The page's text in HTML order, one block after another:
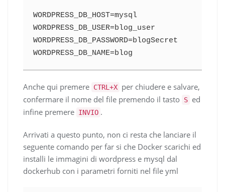
WORDPRESS_DB_HOST=mysql
WORDPRESS_DB_USER=blog_user
WORDPRESS_DB_PASSWORD=blogSecret
WORDPRESS_DB_NAME=blog
Anche qui premere CTRL+X per chiudere e salvare,
confermare il nome del file premendo il tasto
S ed
infine premere INVIO .
Arrivati a questo punto, non ci resta che lanciare il
seguente comando per far si che Docker scarichi ed
installi le immagini di wordpress e mysql dal
dockerhub con i parametri forniti nel file yml